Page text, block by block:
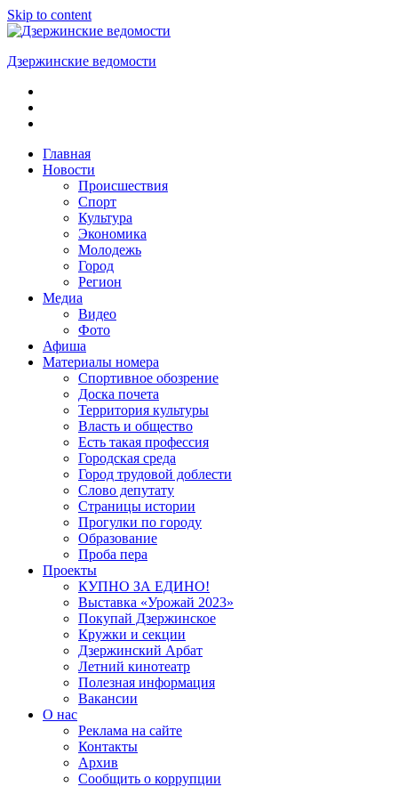
Skip to content
Дзержинские ведомости
ОБЩЕСТВЕННО-
ПОЛИТИЧЕСКАЯ
ГАЗЕТАГлавная
Новости
Происшествия
Спорт
Культура
Экономика
Молодежь
Город
Регион
Медиа
Видео
Фото
Афиша
Материалы номера
Спортивное обозрение
Доска почета
Территория культуры
Власть и общество
Есть такая профессия
Городская среда
Город трудовой доблести
Слово депутату
Страницы истории
Прогулки по городу
Образование
Проба пера
Проекты
КУПНО ЗА ЕДИНО!
Выставка «Урожай 2023»
Покупай Дзержинское
Кружки и секции
Дзержинский Арбат
Летний кинотеатр
Полезная информация
Вакансии
О нас
Реклама на сайте
Контакты
Архив
Сообщить о коррупции